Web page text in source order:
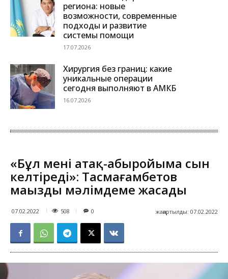
региона: новые
возможности, современные
подходы и развитие
системы помощи
17.07.2026
Хирургия без границ: какие
уникальные операции
сегодня выполняют в АМКБ
16.07.2026